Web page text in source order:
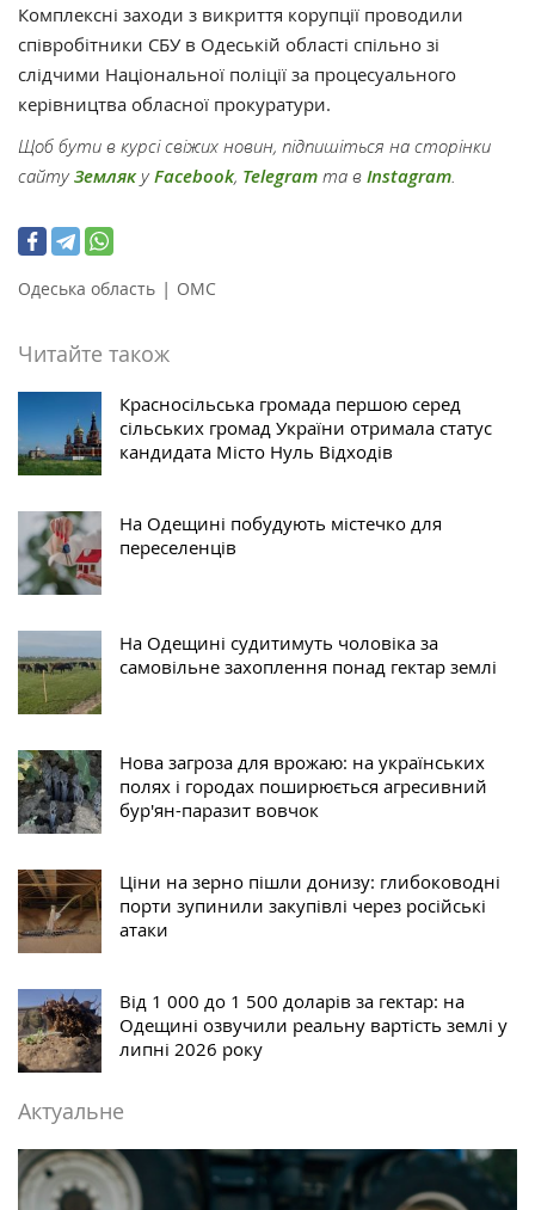
Комплексні заходи з викриття корупції проводили
співробітники СБУ в Одеській області спільно зі
слідчими Національної поліції за процесуального
керівництва обласної прокуратури.
Щоб бути в курсі свіжих новин, підпишіться на сторінки
сайтуЗемлякуFacebook, Telegram та в Instagram
Одеська область | ОМС
Читайте також
Красносільська громада першою серед
сільських громад України отримала статус
кандидата Місто Нуль Відходів
На Одещині побудують містечко для
переселенців
На Одещині судитимуть чоловіка за
самовільне захоплення понад гектар землі
Нова загроза для врожаю: на українських
полях і городах поширюється агресивний
бур'ян-паразит вовчок
Ціни на зерно пішли донизу: глибоководні
порти зупинили закупівлі через російські
атаки
Від 1 000 до 1 500 доларів за гектар: на
Одещині озвучили реальну вартість землі у
липні 2026 року
Актуальне